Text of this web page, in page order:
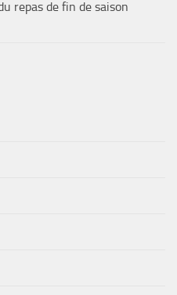
repas de fin de saison